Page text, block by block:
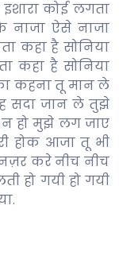
कोई लगता
नाजा ऐसे नाजा
कहा है सोनिया
कहा है सोनिया
कहना तू मान ले
सदा जान ले तुझे
हो मुझे लग जाए
होक आजा तू भी
नज़र करे नीच नीच
हो गयी हो गयी